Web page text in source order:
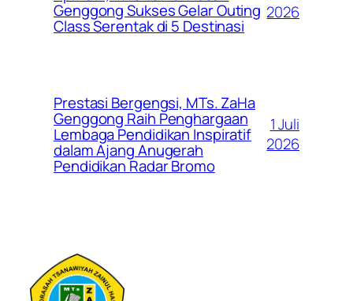
Genggong Sukses Gelar Outing
Class Serentak di 5 Destinasi
2026
Prestasi Bergengsi, MTs. ZaHa
Genggong Raih Penghargaan
Lembaga Pendidikan Inspiratif
dalam Ajang Anugerah
Pendidikan Radar Bromo
1 Juli
2026